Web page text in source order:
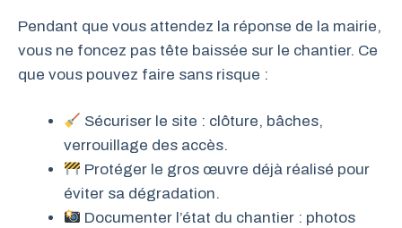
Pendant que vous attendez la réponse de la mairie,
vous ne foncez pas tête baissée sur le chantier. Ce
que vous pouvez faire sans risque :
Sécuriser le site : clôture, bâches,
verrouillage des accès.
Protéger le gros œuvre déjà réalisé pour
éviter sa dégradation.
Documenter l’état du chantier : photos